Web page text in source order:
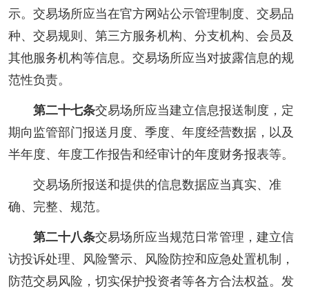
示。交易场所应当在官方网站公示管理制度、交易品
种、交易规则、第三方服务机构、分支机构、会员及
其他服务机构等信息。交易场所应当对披露信息的规
范性负责。
第二十七条交易场所应当建立信息报送制度，定
期向监管部门报送月度、季度、年度经营数据，以及
半年度、年度工作报告和经审计的年度财务报表等。
交易场所报送和提供的信息数据应当真实、准
确、完整、规范。
第二十八条交易场所应当规范日常管理，建立信
访投诉处理、风险警示、风险防控和应急处置机制，
防范交易风险，切实保护投资者等各方合法权益。发